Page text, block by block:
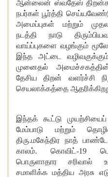
ஆன்லைன் ஸ்வதேஸ்
நபர்கள் பூர்த்தி
அமைப்புகள்
மற்றும்
நடத்தி
நாடு
வாய்ப்புகளை வழங்கும்
இந்த
அட்டை
முனைதல்
தேசிய
திறன் வளர்ச்சி
செயலாக்கத்தை
இந்தக் கூட்டு முயற்சியைப்
மேம்பாடு
மற்றும்
திரு.மகேந்திர நாத் பாண்டே
காலம். கொவிட் -19
பொருளாதார
சரிவால்
சமாளிக்க மத்திய அரசு